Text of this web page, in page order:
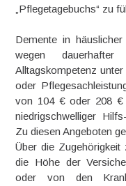
„Pflegetagebuchs“ zu
Demente in
wegen dauerhafter
Alltagskompetenz
oder
von 104 € oder 208 €
niedrigschwelliger
Zu diesen Angeboten
Über die
die Höhe der
oder von den